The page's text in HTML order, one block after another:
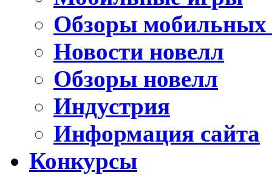
Обзоры мобильных
Новости новелл
Обзоры новелл
Индустрия
Информация сайта
Конкурсы